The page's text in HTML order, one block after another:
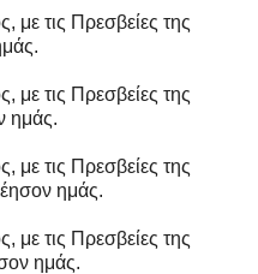
με τις Πρεσβείες της
με τις Πρεσβείες της
ημάς.
με τις Πρεσβείες της
ημάς.
με τις Πρεσβείες της
ημάς.